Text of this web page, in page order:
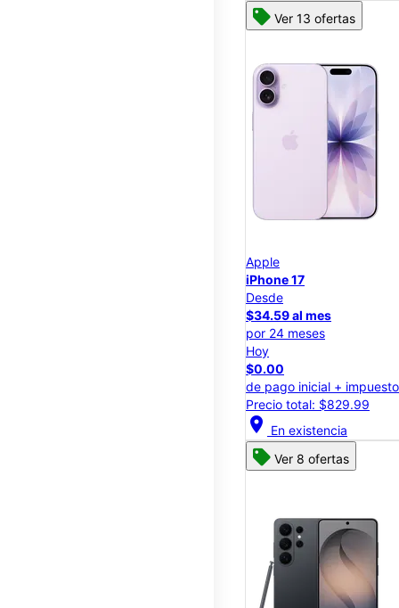
Ver 13 ofertas
Apple
iPhone 17
Desde
$34.59 al mes
por 24 meses
Hoy
$0.00
de pago inicial +
Precio total: $829.99
location_on En existencia
Ver 8 ofertas